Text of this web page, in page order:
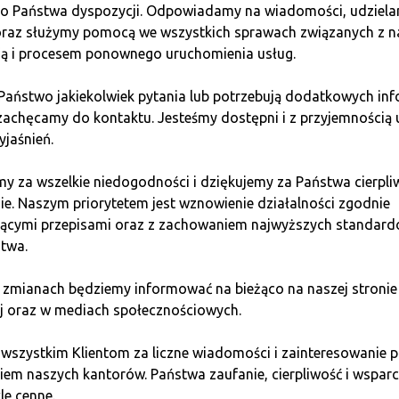
nie podali konkretnego harmonogramu przejścia na Open
sobie potencjalni użytkownicy Pi Network, jest to, czy
finansowych, co odróżnia go od klasycznych piramid
MLM sprawiają, że projekt budzi wątpliwości. Ostateczna
Mainnet i umożliwieniem pełnego obrotu kryptowalutą Pi.
lub Ethereum zamiast
pełnej kontroli nad inwestycjami, nasz
takich jak Bitcoin i Ethereum, bez potrzeby
zyskujesz:
Państwa dyspozycji. Odpowiadamy na wiadomości,
służymy pomocą we wszystkich sprawach związanych z
i procesem ponownego uruchomienia usług.
jakiekolwiek pytania lub potrzebują dodatkowych
do kontaktu. Jesteśmy dostępni i z przyjemnością
za wszelkie niedogodności i dziękujemy za Państwa
Naszym priorytetem jest wznowienie działalności zgodnie
przepisami oraz z zachowaniem najwyższych
zmianach będziemy informować na bieżąco na naszej stronie
oraz w mediach społecznościowych.
Klientom za liczne wiadomości i zainteresowanie
naszych kantorów. Państwa zaufanie, cierpliwość i
cenne.